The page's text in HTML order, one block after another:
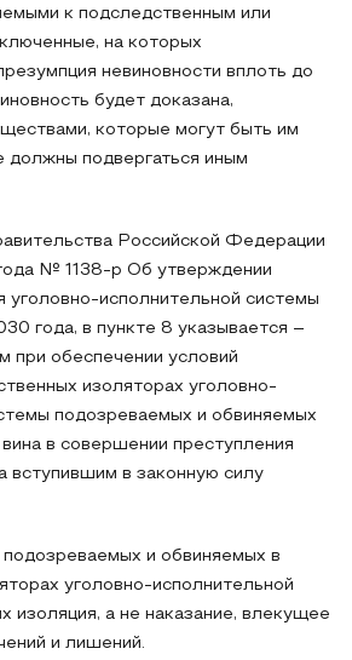
к подследственным или
на которых
невиновности вплоть до
будет доказана,
которые могут быть им
должны подвергаться иным
Российской Федерации
№ 1138-р Об утверждении
уголовно-исполнительной системы
года, в пункте 8 указывается –
при обеспечении условий
изоляторах уголовно-
подозреваемых и обвиняемых
вина в совершении преступления
вступившим в законную силу
и обвиняемых в
уголовно-исполнительной
изоляция, а не наказание, влекущее
и лишений.